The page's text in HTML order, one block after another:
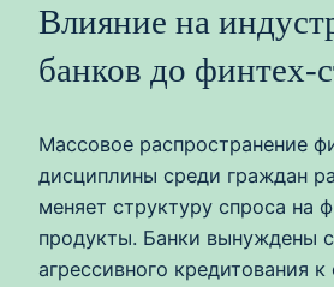
Влияние на
банков до финтех-
Массовое распространение
дисциплины среди граждан
меняет структуру спроса на
продукты. Банки вынуждены
агрессивного кредитования